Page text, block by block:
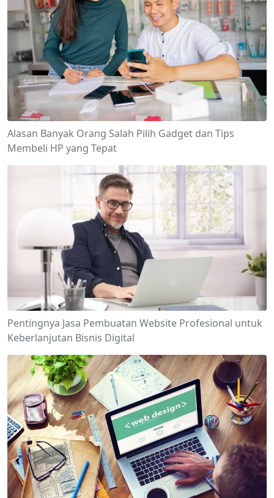
Alasan Banyak Orang Salah Pilih Gadget dan Tips
Membeli HP yang Tepat
Pentingnya Jasa Pembuatan Website Profesional untuk
Keberlanjutan Bisnis Digital